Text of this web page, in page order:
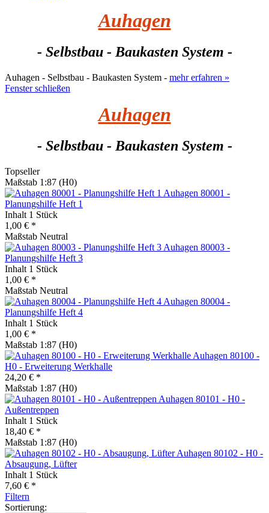
Auhagen
- Selbstbau - Baukasten System -
Auhagen - Selbstbau - Baukasten System - mehr erfahren »
Fenster schließen
Auhagen
- Selbstbau - Baukasten System -
Topseller
Maßstab 1:87 (H0)
Auhagen 80001 -
Planungshilfe Heft 1
Inhalt 1 Stück
1,00 € *
Maßstab Neutral
Auhagen 80003 -
Planungshilfe Heft 3
Inhalt 1 Stück
1,00 € *
Maßstab Neutral
Auhagen 80004 -
Planungshilfe Heft 4
Inhalt 1 Stück
1,00 € *
Maßstab 1:87 (H0)
Auhagen 80100 -
H0 - Erweiterung Werkhalle
24,20 € *
Maßstab 1:87 (H0)
Auhagen 80101 - H0 -
Außentreppen
Inhalt 1 Stück
18,40 € *
Maßstab 1:87 (H0)
Auhagen 80102 - H0 -
Absaugung, Lüfter
Inhalt 1 Stück
7,60 € *
Filtern
Sortierung: